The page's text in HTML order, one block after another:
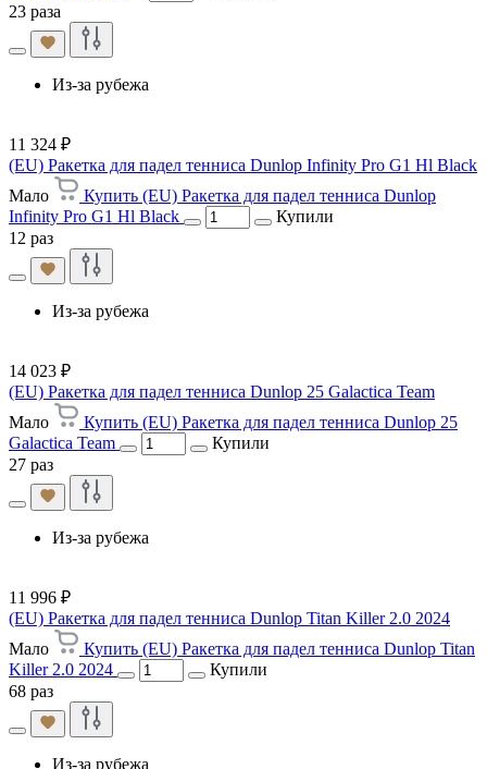
23 раза
Из-за рубежа
11 324 ₽
(EU) Ракетка для падел тенниса Dunlop Infinity Pro G1 Hl Black
Мало
Купить (EU) Ракетка для падел тенниса Dunlop
Infinity Pro G1 Hl Black
Купили
12 раз
Из-за рубежа
14 023 ₽
(EU) Ракетка для падел тенниса Dunlop 25 Galactica Team
Мало
Купить (EU) Ракетка для падел тенниса Dunlop 25
Galactica Team
Купили
27 раз
Из-за рубежа
11 996 ₽
(EU) Ракетка для падел тенниса Dunlop Titan Killer 2.0 2024
Мало
Купить (EU) Ракетка для падел тенниса Dunlop Titan
Killer 2.0 2024
Купили
68 раз
Из-за рубежа